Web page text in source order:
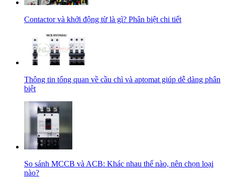
Contactor và khởi động từ là gì? Phân biệt chi tiết
Thông tin tổng quan về cầu chì và aptomat giúp dễ dàng phân
biệt
So sánh MCCB và ACB: Khác nhau thế nào, nên chọn loại
nào?